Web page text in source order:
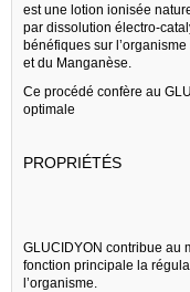
est une lotion ionisée
par dissolution électro-
bénéfiques sur
et du Manganèse.
Ce procédé confère au
optimale
PROPRIÉTÉS
GLUCIDYON contribue au
fonction principale la
l’organisme.